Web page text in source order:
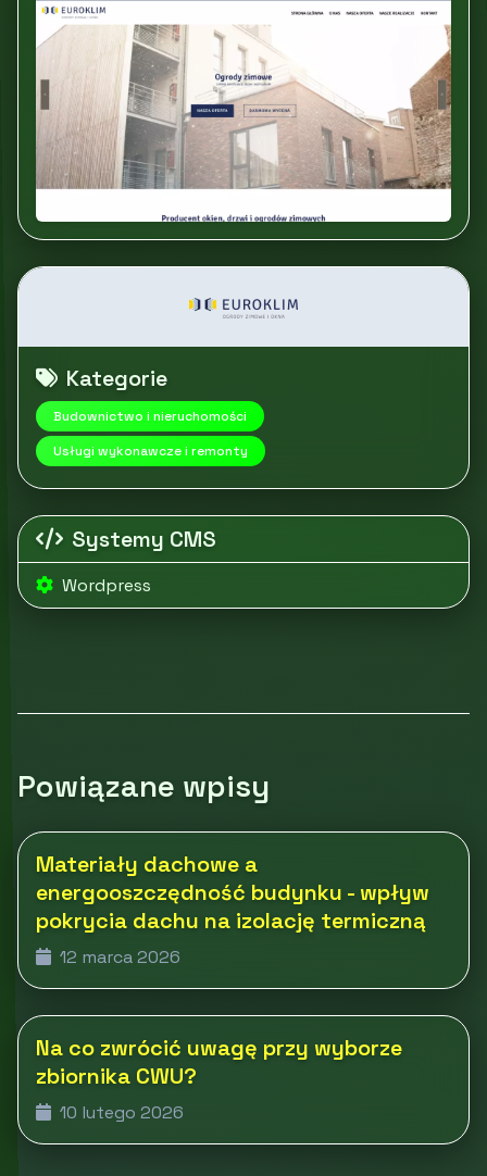
Kategorie
Budownictwo i nieruchomości
Usługi wykonawcze i remonty
Systemy CMS
Wordpress
Powiązane wpisy
Materiały dachowe a
energooszczędność budynku - wpływ
pokrycia dachu na izolację termiczną
12 marca 2026
Na co zwrócić uwagę przy wyborze
zbiornika CWU?
10 lutego 2026